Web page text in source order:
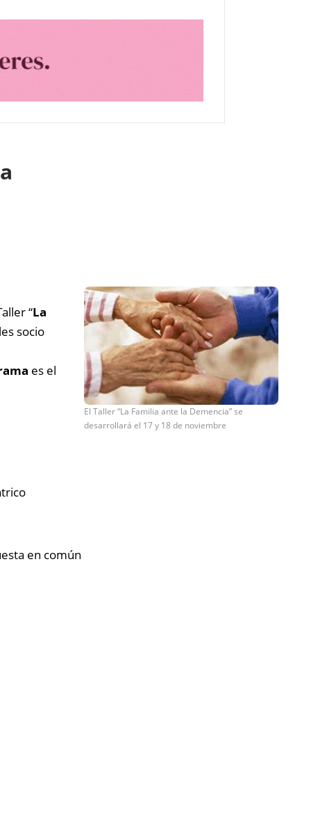
El Taller “La Familia ante la Demencia” se
desarrollará el 17 y 18 de noviembre
“La
socio
es el
en común